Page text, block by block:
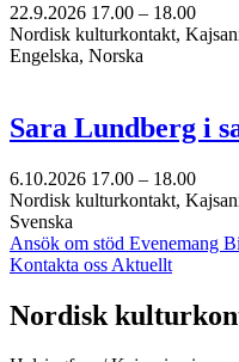
22.9.2026 17.00 – 18.00
Nordisk kulturkontakt,
Engelska, Norska
Sara Lundberg i
6.10.2026 17.00 – 18.00
Nordisk kulturkontakt,
Svenska
Ansök om stöd Evenemang
Kontakta oss Aktuellt
Facebook:
Öppnas
Instagram:
Öppnas
TikTok:
Öppnas
Youtube:
Öppnas
Vimeo:
Öppnas
Nordisk